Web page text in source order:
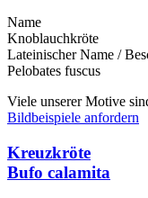
Name
Knoblauchkröte
Lateinischer Name /
Pelobates fuscus
Viele unserer Motive
Bildbeispiele anfordern
Kreuzkröte
Bufo calamita